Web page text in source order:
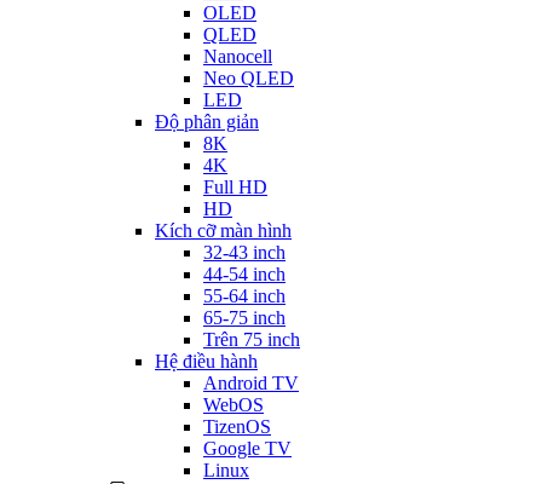
OLED
QLED
Nanocell
Neo QLED
LED
Độ phân giản
8K
4K
Full HD
HD
Kích cỡ màn hình
32-43 inch
44-54 inch
55-64 inch
65-75 inch
Trên 75 inch
Hệ điều hành
Android TV
WebOS
TizenOS
Google TV
Linux